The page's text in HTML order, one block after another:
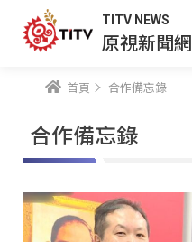
TITV NEWS
原視新聞網
首頁 合作備忘錄
合作備忘錄